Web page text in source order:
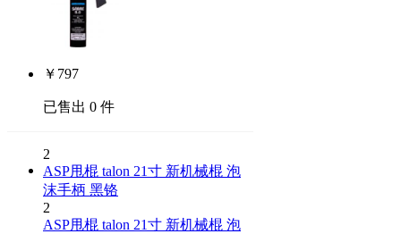
￥ 797
已售出 0 件
2
ASP甩棍 talon 21寸 新机械棍 泡
沫手柄 黑铬
2
ASP甩棍 talon 21寸 新机械棍 泡